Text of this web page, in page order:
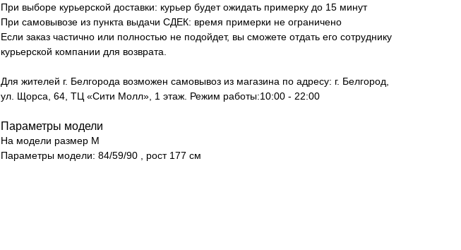
При выборе курьерской доставки: курьер будет ожидать примерку до 15 минут
При самовывозе из пункта выдачи СДЕК: время примерки не ограничено
Если заказ частично или полностью не подойдет, вы сможете отдать его сотруднику
курьерской компании для возврата.
Для жителей г. Белгорода возможен самовывоз из магазина по адресу: г. Белгород,
ул. Щорса, 64, ТЦ «Сити Молл», 1 этаж. Режим работы:10:00 - 22:00
Параметры модели
На модели размер М
Параметры модели: 84/59/90 , рост 177 см